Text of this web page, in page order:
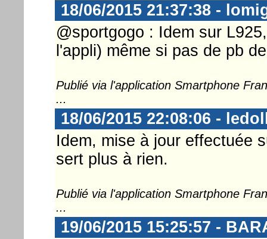
18/06/2015 21:37:38 -
@sportgogo : Idem sur
l'appli) même si pas de pb
Publié via l'application Smartphone
...
18/06/2015 22:08:06 -
Idem, mise à jour effectuée
sert plus à rien.
Publié via l'application Smartphone
...
19/06/2015 15:25:57 -